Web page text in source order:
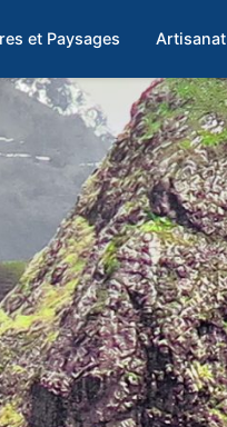
et Paysages Artisanat